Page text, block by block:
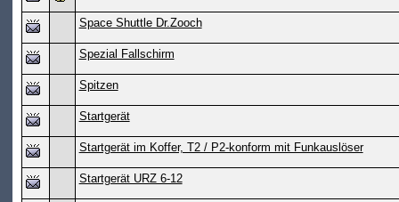
Space Shuttle Dr.Zooch
Spezial Fallschirm
Spitzen
Startgerät
Startgerät im Koffer, T2 / P2-konform mit Funkauslöser
Startgerät URZ 6-12